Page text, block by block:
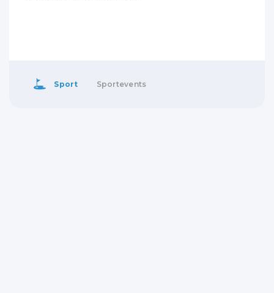
Sport Sportevents